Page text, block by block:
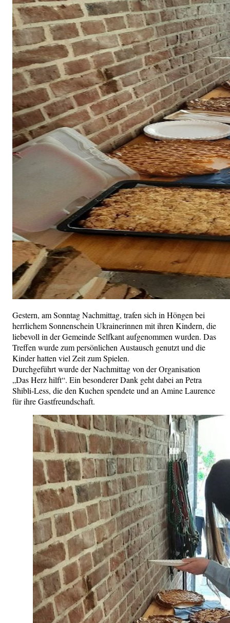
Gestern, am Sonntag Nachmittag, trafen sich in Höngen bei
herrlichem Sonnenschein Ukrainerinnen mit ihren Kindern, die
liebevoll in der Gemeinde Selfkant aufgenommen wurden. Das
Treffen wurde zum persönlichen Austausch genutzt und die
Kinder hatten viel Zeit zum Spielen.
Durchgeführt wurde der Nachmittag von der Organisation
„Das Herz hilft“. Ein besonderer Dank geht dabei an Petra
Shibli-Less, die den Kuchen spendete und an Amine Laurence
für ihre Gastfreundschaft.